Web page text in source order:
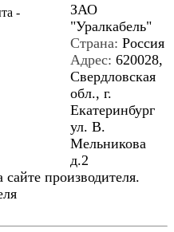
ЗАО
"Уралкабель"
Страна: Россия
Адрес: 620028,
Свердловская
обл., г.
Екатеринбург
ул. В.
Мельникова
д.2
производителя.